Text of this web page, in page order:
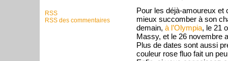
RSS
RSS des commentaires
Pour les déjà-amoureux et
mieux succomber à son
demain, à l’Olympia, le 21
Massy, et le 26 novembre
Plus de dates sont aussi
couleur rose fluo fait un